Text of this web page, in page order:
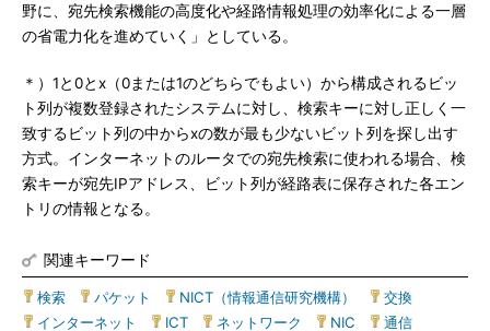
野に、宛先検索機能の高度化や経路情報処理の効率化による一層
の省電力化を進めていく」としている。
＊）1と0とx（0または1のどちらでもよい）から構成されるビッ
ト列が複数登録されたシステムに対し、検索キーに対し正しく一
致するビット列の中からxの数が最も少ないビット列を探し出す
方式。インターネットのルータでの宛先検索に使われる場合、検
索キーが宛先IPアドレス、ビット列が経路表に保存された各エン
トリの情報となる。
関連キーワード
検索 パケット NICT（情報通信研究機構） 交換
インターネット
ICT ネットワーク NIC 通信